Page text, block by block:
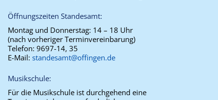
Öffnungszeiten Standesamt:
Montag und Donnerstag: 14 – 18 Uhr
(nach vorheriger Terminvereinbarung)
Telefon: 9697-14, 35
E-Mail: standesamt@offingen.de
Musikschule:
Für die Musikschule ist durchgehend eine